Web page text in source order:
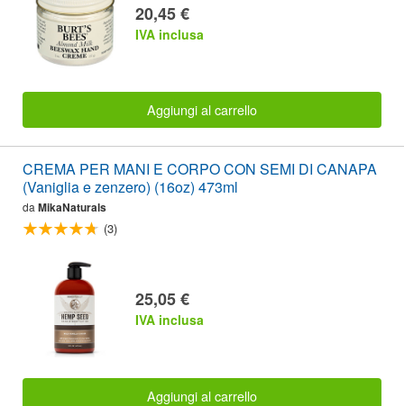
20,45 €
IVA inclusa
Aggiungi al carrello
CREMA PER MANI E CORPO CON SEMI DI CANAPA
(Vaniglia e zenzero) (16oz) 473ml
da MikaNaturals
(3)
25,05 €
IVA inclusa
Aggiungi al carrello